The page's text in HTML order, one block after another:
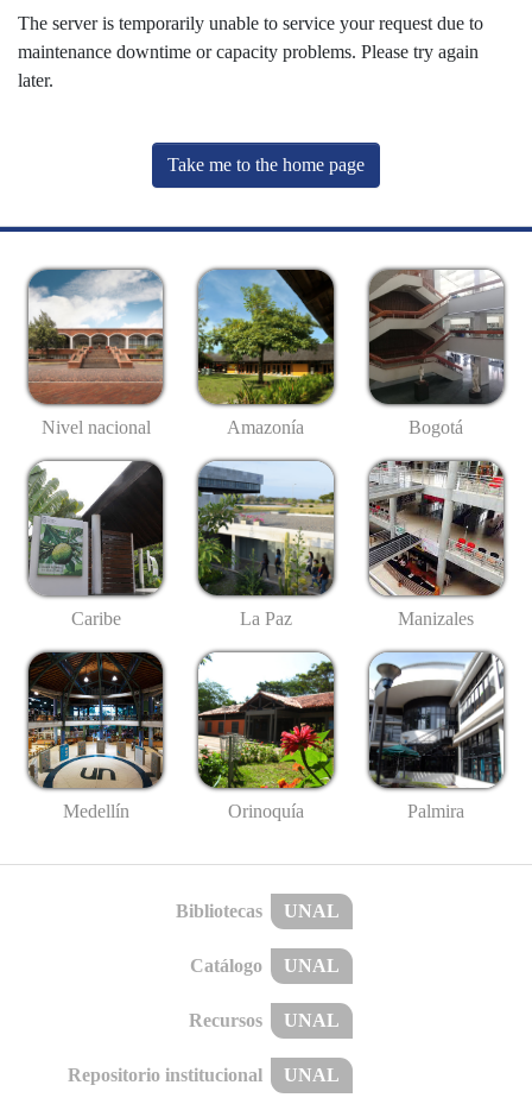
The server is temporarily unable to service your request due to
maintenance downtime or capacity problems. Please try again
later.
Take me to the home page
Nivel nacional Amazonía Bogotá
Caribe La Paz Manizales
Medellín Orinoquía Palmira
Bibliotecas UNAL
Catálogo UNAL
Recursos UNAL
Repositorio institucional UNAL